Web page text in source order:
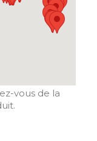
vous de la